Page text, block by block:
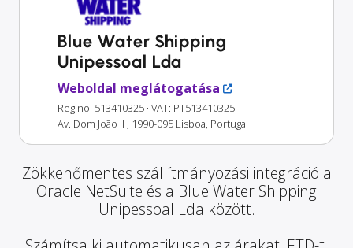
Blue Water Shipping
Unipessoal Lda
Weboldal meglátogatása
Reg no: 513410325 · VAT: PT513410325
Av. Dom João II , 1990-095 Lisboa, Portugal
Zökkenőmentes szállítmányozási integráció a
Oracle NetSuite és a Blue Water Shipping
Unipessoal Lda között.